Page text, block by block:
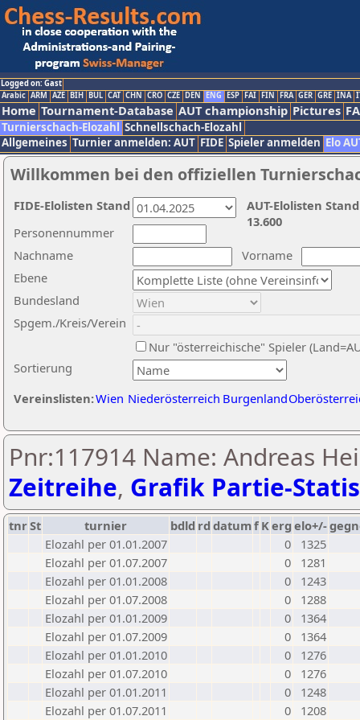
Logged on: Gast
Arabic ARM AZE BIH BUL CAT CHN CRO CZE DEN ENG ESP FAI FIN FRA GER GRE INA
Home Tournament-Database AUT championship Pictures
Turnierschach-Elozahl Schnellschach-Elozahl
Allgemeines Turnier anmelden: AUT FIDE Spieler anmelden Elo
Willkommen bei den offiziellen
Nachname
Vorname
Ebene
Sortierung
Personennummer
Bundesland
Spgem./Kreis/Verein
Nur "österreichische" Spieler
Vereinslisten:Wien Niederösterreich Burgenland
AUT-Elolisten
13.600
FIDE-Elolisten Stand
Pnr:117914 Name: Andreas
Zeitreihe, Grafik Partie-
tnrSt turnier bdld rd datumf Kerg elo+/-
Elozahl per 01.01.2007
0
1325
Elozahl per 01.07.2007
0
1281
Elozahl per 01.01.2008
0
1243
Elozahl per 01.07.2008
0
1288
Elozahl per 01.01.2009
0
1364
Elozahl per 01.07.2009
0
1364
Elozahl per 01.01.2010
0
1276
Elozahl per 01.07.2010
0
1276
Elozahl per 01.01.2011
0
1248
Elozahl per 01.07.2011
0
1208